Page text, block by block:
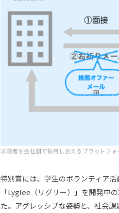
求職者を会社間で採用し合えるプラットフォ
特別賞には、学生のボランティア
「Lyglee（リグリー）」を開発中
た。アグレッシブな姿勢と、社会